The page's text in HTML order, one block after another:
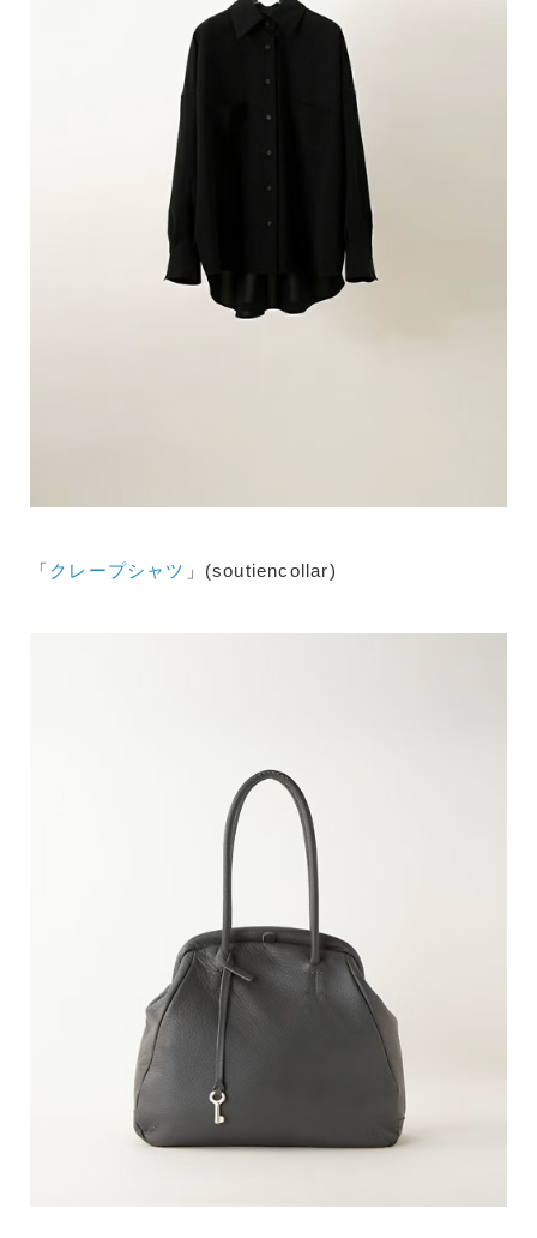
「 クレープシャツ 」(soutiencollar)